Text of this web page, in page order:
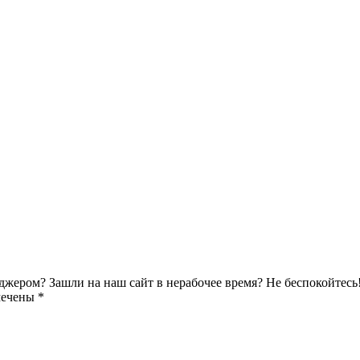
Зашли на наш сайт в нерабочее время? Не
*